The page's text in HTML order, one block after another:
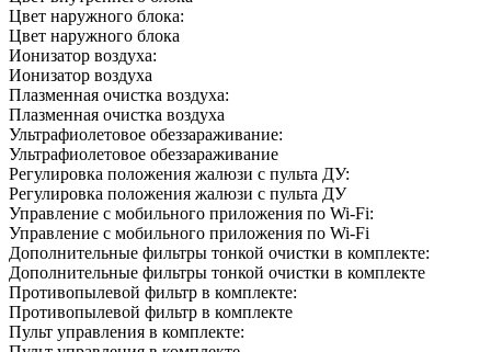
Цвет наружного блока:
Цвет наружного блока
Ионизатор воздуха:
Ионизатор воздуха
Плазменная очистка воздуха:
Плазменная очистка воздуха
Ультрафиолетовое обеззараживание:
Ультрафиолетовое обеззараживание
Регулировка положения жалюзи с пульта ДУ:
Регулировка положения жалюзи с пульта ДУ
Управление c мобильного приложения по Wi-Fi:
Управление c мобильного приложения по Wi-Fi
Дополнительные фильтры тонкой очистки в комплекте:
Дополнительные фильтры тонкой очистки в комплекте
Противопылевой фильтр в комплекте:
Противопылевой фильтр в комплекте
Пульт управления в комплекте: